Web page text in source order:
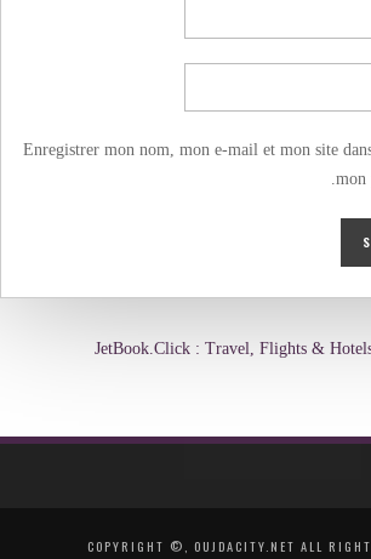
Enregistrer mon nom, mon e-mail et mon site
mon
JetBook.Click : Travel, Flights &
COPYRIGHT ©, OUJDACITY.NET ALL